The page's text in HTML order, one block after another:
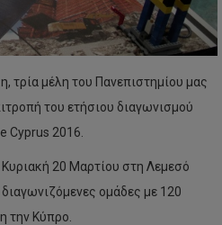
τρία μέλη του Πανεπιστημίου μας
του ετήσιου διαγωνισμού
Cyprus 2016.
20 Μαρτίου στη Λεμεσό
ομάδες με 120
την Κύπρο.